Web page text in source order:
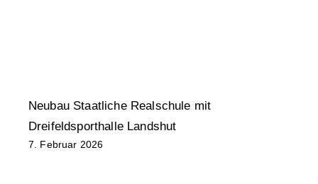
Neubau Staatliche Realschule mit
Dreifeldsporthalle Landshut
7. Februar 2026